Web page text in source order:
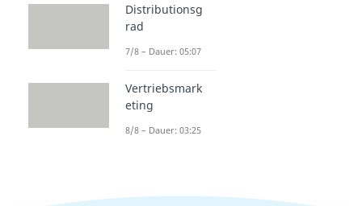
Distributionsg
rad
7/8 – Dauer: 05:07
Vertriebsmark
eting
8/8 – Dauer: 03:25